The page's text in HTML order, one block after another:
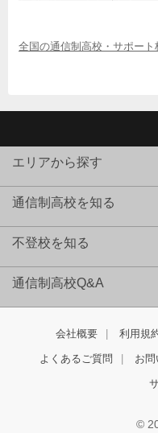
全国の通信制高校・サポート
エリアから探す
通信制高校を知る
不登校を知る
通信制高校Q&A
会社概要 利用規
よくあるご質問 お
©